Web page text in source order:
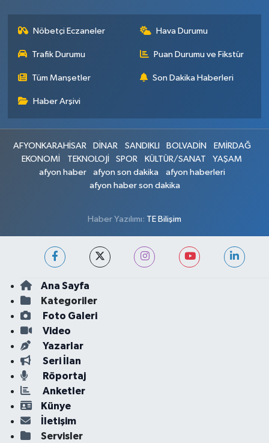
Nöbetçi Eczaneler Hava Durumu
Trafik Durumu Puan Durumu ve Fikstür
Tüm Manşetler Son Dakika Haberleri
Haber Arşivi
AFYONKARAHİSAR DİNAR SANDIKLI BOLVADİN
EMİRDAĞ
EKONOMİ
TEKNOLOJİ SPOR KÜLTÜR/SANAT
YAŞAM
afyon haber
afyon son dakika
afyon haberleri
afyon haber son dakika
Haber Yazılımı: TE Bilişim
Ana Sayfa
Kategoriler
Foto Galeri
Video
Yazarlar
Seri İlan
Röportaj
Anketler
Künye
İletişim
Servisler